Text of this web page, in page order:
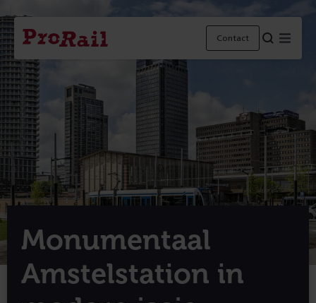
Navigatie
Homepage
ProRail
Contact
Monumentaal
Amstelstation in